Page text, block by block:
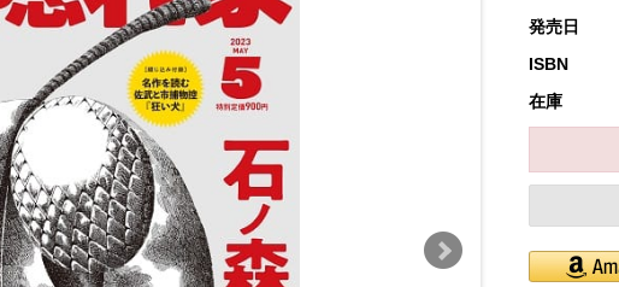
発売日
ISBN
在庫